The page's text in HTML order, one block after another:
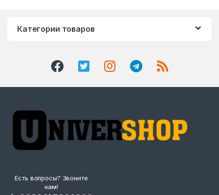
Категории товаров
Есть вопросы? Звоните
нам!